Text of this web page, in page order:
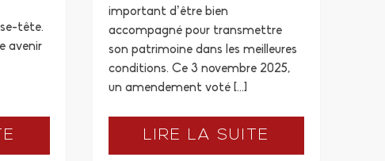
tête.
avenir
important d’être bien
accompagné pour transmettre
son patrimoine dans les meilleures
conditions. Ce 3 novembre 2025,
un amendement voté […]
LIRE LA SUITE